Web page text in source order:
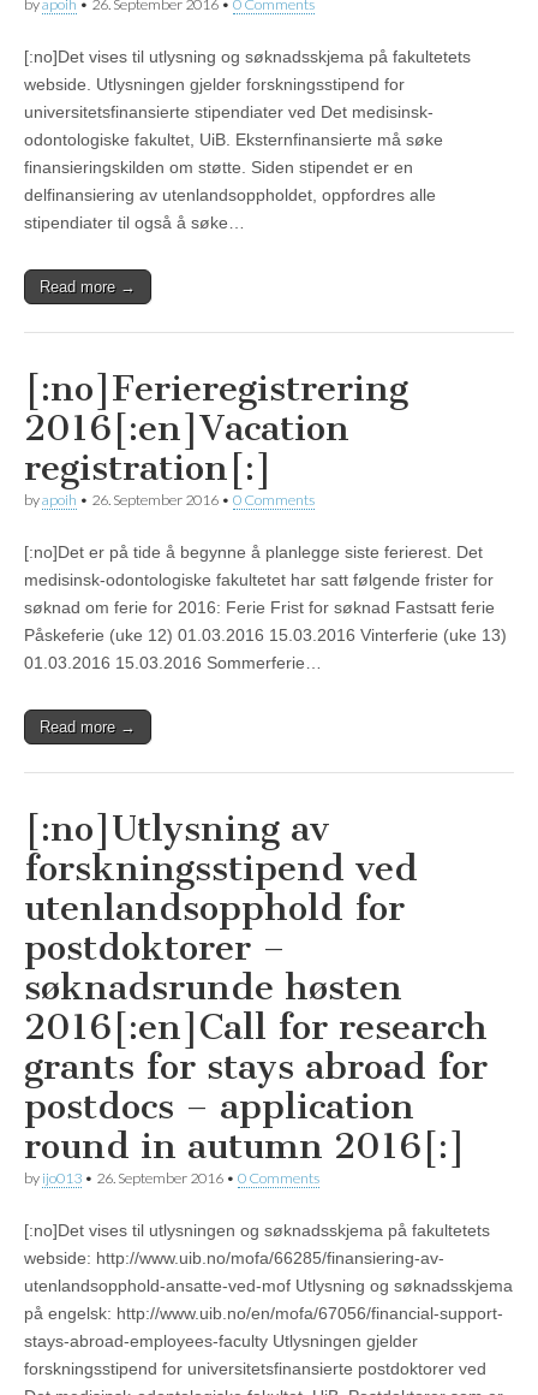
byapoih • 26. September 2016 • 0 Comments
[:no]Det vises til utlysning og søknadsskjema på fakultetets
webside. Utlysningen gjelder forskningsstipend for
universitetsfinansierte stipendiater ved Det medisinsk-
odontologiske fakultet, UiB. Eksternfinansierte må søke
finansieringskilden om støtte. Siden stipendet er en
delfinansiering av utenlandsoppholdet, oppfordres alle
stipendiater til også å søke…
Read more →
[:no]Ferieregistrering
2016[:en]Vacation
registration[:]
byapoih • 26. September 2016 • 0 Comments
[:no]Det er på tide å begynne å planlegge siste ferierest. Det
medisinsk-odontologiske fakultetet har satt følgende frister for
søknad om ferie for 2016: Ferie Frist for søknad Fastsatt ferie
Påskeferie (uke 12) 01.03.2016 15.03.2016 Vinterferie (uke 13)
01.03.2016 15.03.2016 Sommerferie…
Read more →
[:no]Utlysning av
forskningsstipend ved
utenlandsopphold for
postdoktorer –
søknadsrunde høsten
2016[:en]Call for research
grants for stays abroad for
postdocs – application
round in autumn 2016[:]
by ijo013 • 26. September 2016 • 0 Comments
[:no]Det vises til utlysningen og søknadsskjema på fakultetets
webside: http://www.uib.no/mofa/66285/finansiering-av-
utenlandsopphold-ansatte-ved-mof Utlysning og søknadsskjema
på engelsk: http://www.uib.no/en/mofa/67056/financial-support-
stays-abroad-employees-faculty Utlysningen gjelder
forskningsstipend for universitetsfinansierte postdoktorer ved